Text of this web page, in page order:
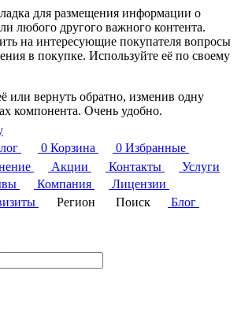
для размещения информации о
любого другого важного контента.
на интересующие покупателя вопросы
в покупке. Используйте её по своему
или вернуть обратно, изменив одну
компонента. Очень удобно.
0 Корзина 0 Избранные
Акции Контакты
Услуги
Компания
Лицензии
Регион Поиск
Блог